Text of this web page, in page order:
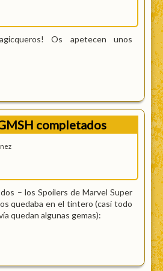
Os apetecen unos
completados
– los Spoilers de Marvel Super
quedaba en el tintero (casi todo
quedan algunas gemas):